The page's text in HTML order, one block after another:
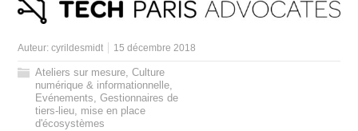
Auteur:cyrildesmidt 15 décembre 2018
Ateliers sur mesure,Culture
numérique & informationnelle,
Evénements,Gestionnaires de
tiers-lieu, mise en place
d'écosystèmes